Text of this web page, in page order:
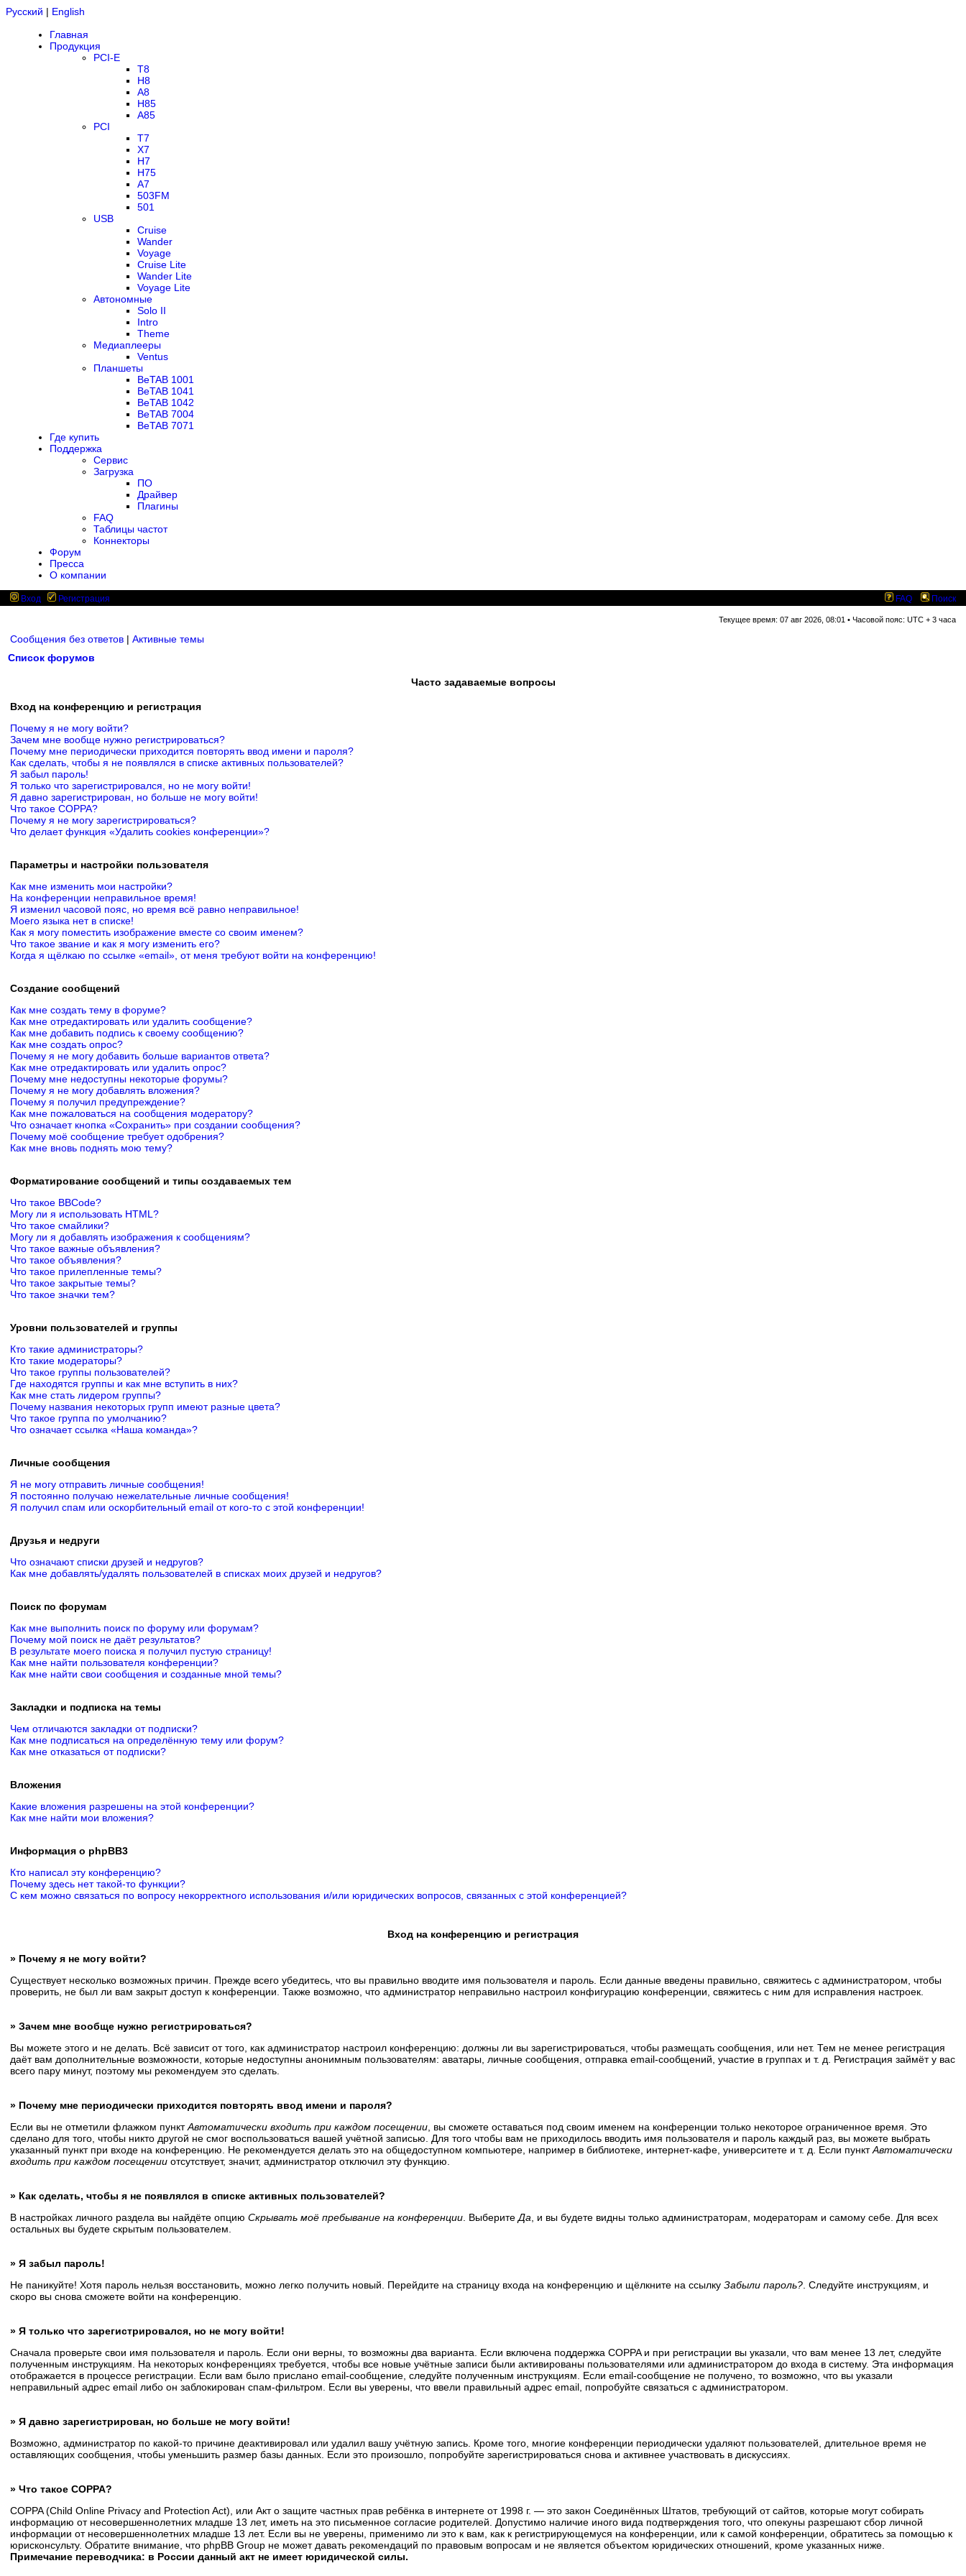
Русский | English
Главная
Продукция
PCI-E
T8
H8
A8
H85
A85
PCI
T7
X7
H7
H75
A7
503FM
501
USB
Cruise
Wander
Voyage
Cruise Lite
Wander Lite
Voyage Lite
Автономные
Solo II
Intro
Theme
Медиаплееры
Ventus
Планшеты
BeTAB 1001
BeTAB 1041
BeTAB 1042
BeTAB 7004
BeTAB 7071
Где купить
Поддержка
Сервис
Загрузка
ПО
Драйвер
Плагины
FAQ
Таблицы частот
Коннекторы
Форум
Пресса
О компании
Вход Регистрация FAQ Поиск
Текущее время: 07 авг 2026, 08:01 • Часовой пояс: UTC + 3 часа
Сообщения без ответов | Активные темы
Список форумов
Часто задаваемые вопросы
Вход на конференцию и регистрация
Почему я не могу войти?
Зачем мне вообще нужно регистрироваться?
Почему мне периодически приходится повторять ввод имени и пароля?
Как сделать, чтобы я не появлялся в списке активных пользователей?
Я забыл пароль!
Я только что зарегистрировался, но не могу войти!
Я давно зарегистрирован, но больше не могу войти!
Что такое COPPA?
Почему я не могу зарегистрироваться?
Что делает функция «Удалить cookies конференции»?
Параметры и настройки пользователя
Как мне изменить мои настройки?
На конференции неправильное время!
Я изменил часовой пояс, но время всё равно неправильное!
Моего языка нет в списке!
Как я могу поместить изображение вместе со своим именем?
Что такое звание и как я могу изменить его?
Когда я щёлкаю по ссылке «email», от меня требуют войти на конференцию!
Создание сообщений
Как мне создать тему в форуме?
Как мне отредактировать или удалить сообщение?
Как мне добавить подпись к своему сообщению?
Как мне создать опрос?
Почему я не могу добавить больше вариантов ответа?
Как мне отредактировать или удалить опрос?
Почему мне недоступны некоторые форумы?
Почему я не могу добавлять вложения?
Почему я получил предупреждение?
Как мне пожаловаться на сообщения модератору?
Что означает кнопка «Сохранить» при создании сообщения?
Почему моё сообщение требует одобрения?
Как мне вновь поднять мою тему?
Форматирование сообщений и типы создаваемых тем
Что такое BBCode?
Могу ли я использовать HTML?
Что такое смайлики?
Могу ли я добавлять изображения к сообщениям?
Что такое важные объявления?
Что такое объявления?
Что такое прилепленные темы?
Что такое закрытые темы?
Что такое значки тем?
Уровни пользователей и группы
Кто такие администраторы?
Кто такие модераторы?
Что такое группы пользователей?
Где находятся группы и как мне вступить в них?
Как мне стать лидером группы?
Почему названия некоторых групп имеют разные цвета?
Что такое группа по умолчанию?
Что означает ссылка «Наша команда»?
Личные сообщения
Я не могу отправить личные сообщения!
Я постоянно получаю нежелательные личные сообщения!
Я получил спам или оскорбительный email от кого-то с этой конференции!
Друзья и недруги
Что означают списки друзей и недругов?
Как мне добавлять/удалять пользователей в списках моих друзей и недругов?
Поиск по форумам
Как мне выполнить поиск по форуму или форумам?
Почему мой поиск не даёт результатов?
В результате моего поиска я получил пустую страницу!
Как мне найти пользователя конференции?
Как мне найти свои сообщения и созданные мной темы?
Закладки и подписка на темы
Чем отличаются закладки от подписки?
Как мне подписаться на определённую тему или форум?
Как мне отказаться от подписки?
Вложения
Какие вложения разрешены на этой конференции?
Как мне найти мои вложения?
Информация о phpBB3
Кто написал эту конференцию?
Почему здесь нет такой-то функции?
С кем можно связаться по вопросу некорректного использования и/или юридических вопросов, связанных с этой конференцией?
Вход на конференцию и регистрация
» Почему я не могу войти?
Существует несколько возможных причин. Прежде всего убедитесь, что вы правильно вводите имя пользователя и пароль. Если данные введены правильно, свяжитесь с администратором, чтобы
проверить, не был ли вам закрыт доступ к конференции. Также возможно, что администратор неправильно настроил конфигурацию конференции, свяжитесь с ним для исправления настроек.
» Зачем мне вообще нужно регистрироваться?
Вы можете этого и не делать. Всё зависит от того, как администратор настроил конференцию: должны ли вы зарегистрироваться, чтобы размещать сообщения, или нет. Тем не менее регистрация
даёт вам дополнительные возможности, которые недоступны анонимным пользователям: аватары, личные сообщения, отправка email-сообщений, участие в группах и т. д. Регистрация займёт у вас
всего пару минут, поэтому мы рекомендуем это сделать.
» Почему мне периодически приходится повторять ввод имени и пароля?
Если вы не отметили флажком пунктАвтоматически входить при каждом посещении , вы сможете оставаться под своим именем на конференции только некоторое ограниченное время. Это
сделано для того, чтобы никто другой не смог воспользоваться вашей учётной записью. Для того чтобы вам не приходилось вводить имя пользователя и пароль каждый раз, вы можете выбрать
указанный пункт при входе на конференцию. Не рекомендуется делать это на общедоступном компьютере, например в библиотеке, интернет-кафе, университете и т. д. Если пунктАвтоматически
входить при каждом посещении отсутствует, значит, администратор отключил эту функцию.
» Как сделать, чтобы я не появлялся в списке активных пользователей?
В настройках личного раздела вы найдёте опцию Скрывать моё пребывание на конференции . Выберите Да , и вы будете видны только администраторам, модераторам и самому себе. Для всех
остальных вы будете скрытым пользователем.
» Я забыл пароль!
Не паникуйте! Хотя пароль нельзя восстановить, можно легко получить новый. Перейдите на страницу входа на конференцию и щёлкните на ссылку Забыли пароль? . Следуйте инструкциям, и
скоро вы снова сможете войти на конференцию.
» Я только что зарегистрировался, но не могу войти!
Сначала проверьте свои имя пользователя и пароль. Если они верны, то возможны два варианта. Если включена поддержка COPPA и при регистрации вы указали, что вам менее 13 лет, следуйте
полученным инструкциям. На некоторых конференциях требуется, чтобы все новые учётные записи были активированы пользователями или администратором до входа в систему. Эта информация
отображается в процессе регистрации. Если вам было прислано email-сообщение, следуйте полученным инструкциям. Если email-сообщение не получено, то возможно, что вы указали
неправильный адрес email либо он заблокирован спам-фильтром. Если вы уверены, что ввели правильный адрес email, попробуйте связаться с администратором.
» Я давно зарегистрирован, но больше не могу войти!
Возможно, администратор по какой-то причине деактивировал или удалил вашу учётную запись. Кроме того, многие конференции периодически удаляют пользователей, длительное время не
оставляющих сообщения, чтобы уменьшить размер базы данных. Если это произошло, попробуйте зарегистрироваться снова и активнее участвовать в дискуссиях.
» Что такое COPPA?
COPPA (Child Online Privacy and Protection Act), или Акт о защите частных прав ребёнка в интернете от 1998 г. — это закон Соединённых Штатов, требующий от сайтов, которые могут собирать
информацию от несовершеннолетних младше 13 лет, иметь на это письменное согласие родителей. Допустимо наличие иного вида подтверждения того, что опекуны разрешают сбор личной
информации от несовершеннолетних младше 13 лет. Если вы не уверены, применимо ли это к вам, как к регистрирующемуся на конференции, или к самой конференции, обратитесь за помощью к
юрисконсульту. Обратите внимание, что phpBB Group не может давать рекомендаций по правовым вопросам и не является объектом юридических отношений, кроме указанных ниже.
Примечание переводчика: в России данный акт не имеет юридической силы.